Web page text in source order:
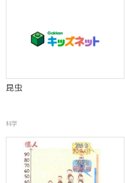
昆虫
科学